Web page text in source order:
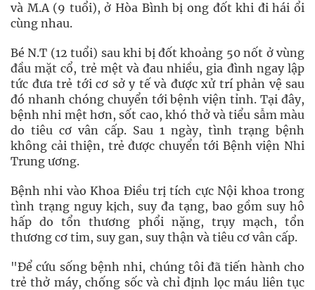
và M.A (9 tuổi), ở Hòa Bình bị ong đốt khi đi hái ổi
cùng nhau.
Bé N.T (12 tuổi) sau khi bị đốt khoảng 50 nốt ở vùng
đầu mặt cổ, trẻ mệt và đau nhiều, gia đình ngay lập
tức đưa trẻ tới cơ sở y tế và được xử trí phản vệ sau
đó nhanh chóng chuyển tới bệnh viện tỉnh. Tại đây,
bệnh nhi mệt hơn, sốt cao, khó thở và tiểu sẫm màu
do tiêu cơ vân cấp. Sau 1 ngày, tình trạng bệnh
không cải thiện, trẻ được chuyển tới Bệnh viện Nhi
Trung ương.
Bệnh nhi vào Khoa Điều trị tích cực Nội khoa trong
tình trạng nguy kịch, suy đa tạng, bao gồm suy hô
hấp do tổn thương phổi nặng, trụy mạch, tổn
thương cơ tim, suy gan, suy thận và tiêu cơ vân cấp.
"Để cứu sống bệnh nhi, chúng tôi đã tiến hành cho
trẻ thở máy, chống sốc và chỉ định lọc máu liên tục